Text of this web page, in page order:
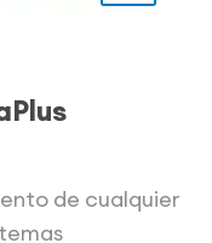
de cualquier